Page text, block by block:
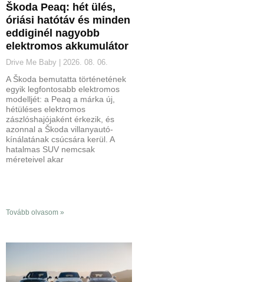
Škoda Peaq: hét ülés,
óriási hatótáv és minden
eddiginél nagyobb
elektromos akkumulátor
Drive Me Baby 2026. 08. 06.
A Škoda bemutatta történetének
egyik legfontosabb elektromos
modelljét: a Peaq a márka új,
hétüléses elektromos
zászlóshajójaként érkezik, és
azonnal a Škoda villanyautó-
kínálatának csúcsára kerül. A
hatalmas SUV nemcsak
méreteivel akar
Tovább olvasom »